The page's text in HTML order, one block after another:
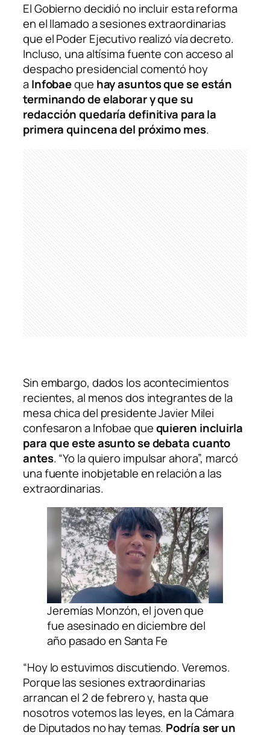
El Gobierno decidió no incluir esta reforma
en el llamado a sesiones extraordinarias
que el Poder Ejecutivo realizó vía decreto.
Incluso, una altísima fuente con acceso al
despacho presidencial comentó hoy
aInfobaeque hay asuntos que se están
terminando de elaborar y que su
redacción quedaría definitiva para la
primera quincena del próximo mes.
Sin embargo, dados los acontecimientos
recientes, al menos dos integrantes de la
mesa chica del presidente Javier Milei
confesaron a Infobae quequieren incluirla
para que este asunto se debata cuanto
antes. “Yo la quiero impulsar ahora”, marcó
una fuente inobjetable en relación a las
extraordinarias.
Jeremías Monzón, el joven que
fue asesinado en diciembre del
año pasado en Santa Fe
“Hoy lo estuvimos discutiendo. Veremos.
Porque las sesiones extraordinarias
arrancan el 2 de febrero y, hasta que
nosotros votemos las leyes, en la Cámara
de Diputados no hay temas. Podría ser un